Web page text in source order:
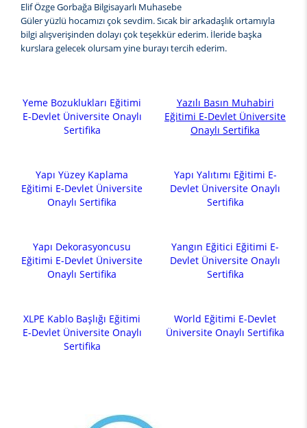
Elif Özge Gorbağa Bilgisayarlı Muhasebe
Güler yüzlü hocamızı çok sevdim. Sıcak bir arkadaşlık ortamıyla
bilgi alışverişinden dolayı çok teşekkür ederim. İleride başka
kurslara gelecek olursam yine burayı tercih ederim.
Yeme Bozuklukları Eğitimi
E-Devlet Üniversite Onaylı
Sertifika
Yazılı Basın Muhabiri
Eğitimi E-Devlet Üniversite
Onaylı Sertifika
Yapı Yüzey Kaplama
Eğitimi E-Devlet Üniversite
Onaylı Sertifika
Yapı Yalıtımı Eğitimi E-
Devlet Üniversite Onaylı
Sertifika
Yapı Dekorasyoncusu
Eğitimi E-Devlet Üniversite
Onaylı Sertifika
Yangın Eğitici Eğitimi E-
Devlet Üniversite Onaylı
Sertifika
XLPE Kablo Başlığı Eğitimi
E-Devlet Üniversite Onaylı
Sertifika
World Eğitimi E-Devlet
Üniversite Onaylı Sertifika